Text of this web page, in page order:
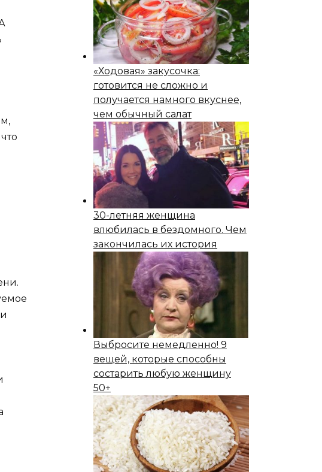
«Ходовая» закусочка:
готовится не сложно и
получается намного вкуснее,
чем обычный салат
30-летняя женщина
влюбилась в бездомного. Чем
закончилась их история
Выбросите немедленно! 9
вещей, которые способны
состapить любую женщину
50+